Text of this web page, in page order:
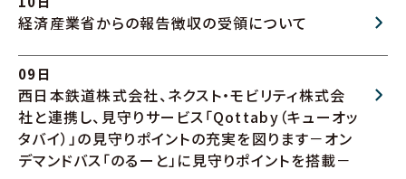
経済産業省からの報告徴収の受領について
09日
西日本鉄道株式会社、ネクスト・モビリティ株式会
社と連携し、見守りサービス「Qottaby（キューオッ
タバイ）」の見守りポイントの充実を図ります－オン
デマンドバス「のるーと」に見守りポイントを搭載－